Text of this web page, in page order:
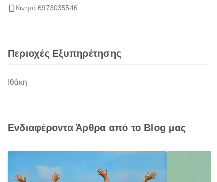
Κινητό:6973035546
Περιοχές Εξυπηρέτησης
Ιθάκη
Ενδιαφέροντα Άρθρα από το Blog μας